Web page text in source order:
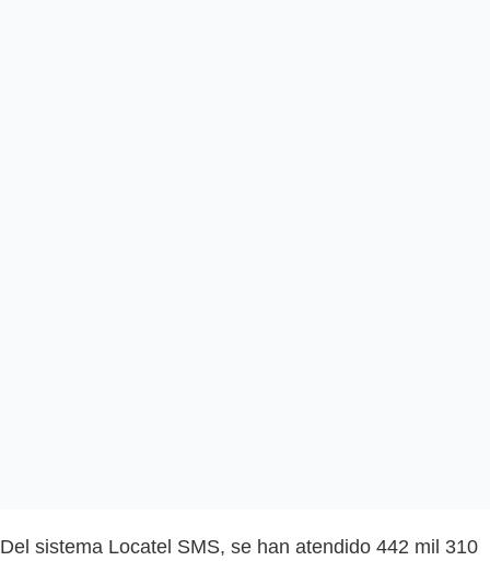
Del sistema Locatel SMS, se han atendido 442 mil 310